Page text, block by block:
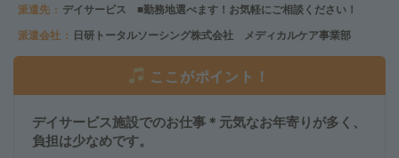
派遣先
デイサービス ■勤務地選べます！お気軽にご相談ください！
派遣会社
日研トータルソーシング株式会社 メディカルケア事業部
ここがポイント！
デイサービス施設でのお仕事＊元気なお年寄りが多く、
負担は少なめです。